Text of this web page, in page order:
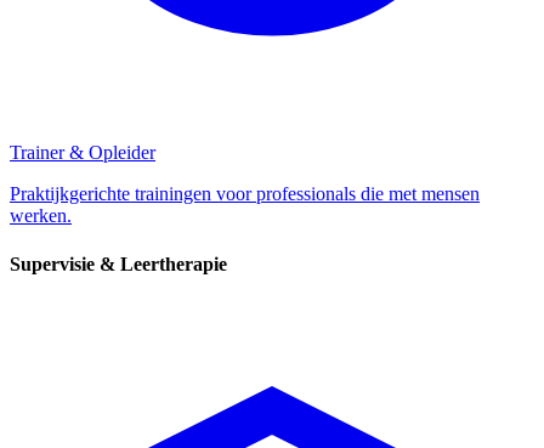
Trainer & Opleider
Praktijkgerichte trainingen voor professionals die met mensen
werken.
Supervisie & Leertherapie